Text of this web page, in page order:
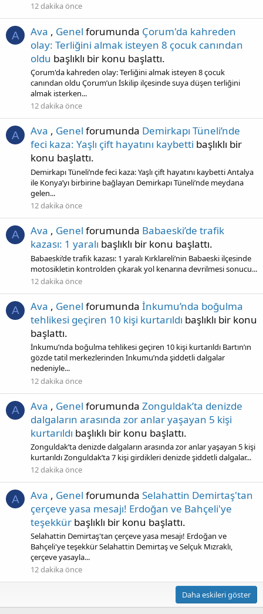
12 dakika önce
A Ava , Genel forumunda Çorum'da kahreden
olay: Terliğini almak isteyen 8 çocuk canından
oldu başlıklı bir konu başlattı.
Çorum'da kahreden olay: Terliğini almak isteyen 8 çocuk
canından oldu Çorum’un İskilip ilçesinde suya düşen terliğini
almak isterken...
12 dakika önce
A Ava , Genel forumunda Demirkapı Tüneli’nde
feci kaza: Yaşlı çift hayatını kaybetti başlıklı bir
konu başlattı.
Demirkapı Tüneli’nde feci kaza: Yaşlı çift hayatını kaybetti Antalya
ile Konya’yı birbirine bağlayan Demirkapı Tüneli’nde meydana
gelen...
12 dakika önce
A Ava , Genel forumunda Babaeski’de trafik
kazası: 1 yaralı başlıklı bir konu başlattı.
Babaeski’de trafik kazası: 1 yaralı Kırklareli’nin Babaeski ilçesinde
motosikletin kontrolden çıkarak yol kenarına devrilmesi sonucu...
12 dakika önce
A Ava , Genel forumunda İnkumu’nda boğulma
tehlikesi geçiren 10 kişi kurtarıldı başlıklı bir konu
başlattı.
İnkumu’nda boğulma tehlikesi geçiren 10 kişi kurtarıldı Bartın’ın
gözde tatil merkezlerinden İnkumu’nda şiddetli dalgalar
nedeniyle...
12 dakika önce
A Ava , Genel forumunda Zonguldak’ta denizde
dalgaların arasında zor anlar yaşayan 5 kişi
kurtarıldı başlıklı bir konu başlattı.
Zonguldak’ta denizde dalgaların arasında zor anlar yaşayan 5 kişi
kurtarıldı Zonguldak’ta 7 kişi girdikleri denizde şiddetli dalgalar...
12 dakika önce
A Ava , Genel forumunda Selahattin Demirtaş'tan
çerçeve yasa mesajı! Erdoğan ve Bahçeli'ye
teşekkür başlıklı bir konu başlattı.
Selahattin Demirtaş'tan çerçeve yasa mesajı! Erdoğan ve
Bahçeli'ye teşekkür Selahattin Demirtaş ve Selçuk Mızraklı,
çerçeve yasayla...
12 dakika önce
Daha eskileri göster